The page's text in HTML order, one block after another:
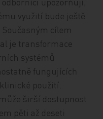
využití bude ještě
Současným cílem
je transformace
systémů
fungujících
použití.
širší dostupnost
pěti až deseti